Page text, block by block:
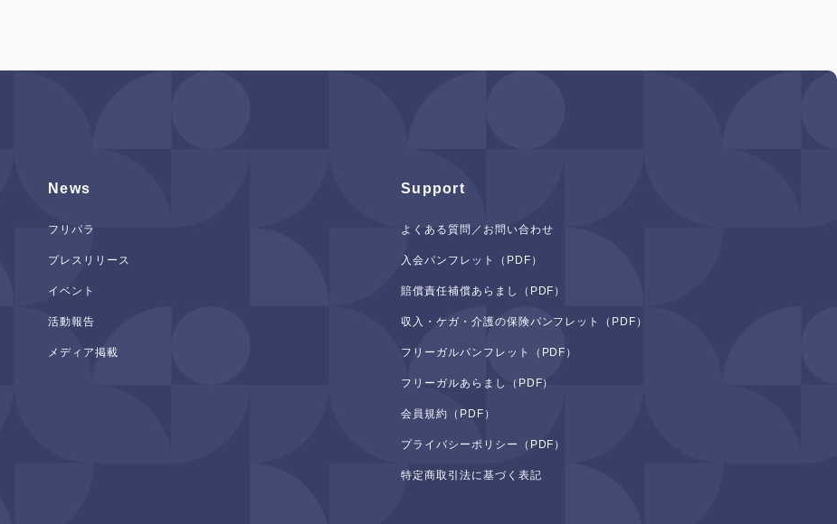
News
フリパラ
プレスリリース
イベント
活動報告
メディア掲載
Support
よくある質問／お問い合わせ
入会パンフレット（PDF）
賠償責任補償あらまし（PDF）
収入・ケガ・介護の保険パンフレット（PDF）
フリーガルパンフレット（PDF）
フリーガルあらまし（PDF）
会員規約（PDF）
プライバシーポリシー（PDF）
特定商取引法に基づく表記